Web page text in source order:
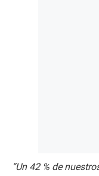
“Un 42 % de